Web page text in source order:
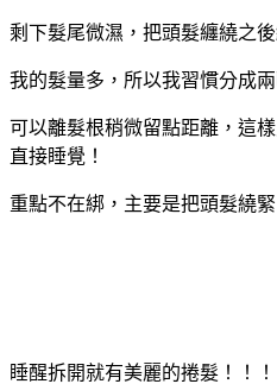
剩下髮尾微濕，把頭髮纏繞之後
我的髮量多，所以我習慣分成兩
可以離髮根稍微留點距離，這
直接睡覺！
重點不在綁，主要是把頭髮繞緊
睡醒拆開就有美麗的捲髮！！！